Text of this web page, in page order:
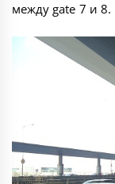
между gate 7 и 8.